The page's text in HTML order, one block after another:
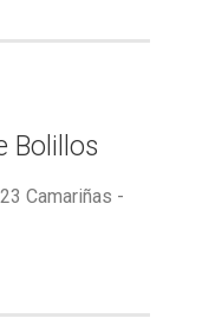
Bolillos
Camariñas -